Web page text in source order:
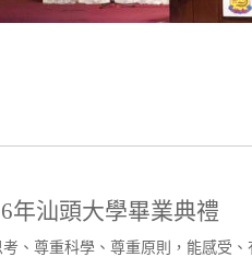
年汕頭大學畢業典禮
、尊重科學、尊重原則，能感受